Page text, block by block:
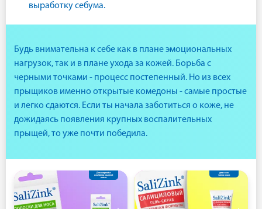
выработку себума.
Будь внимательна к себе как в плане эмоциональных
нагрузок, так и в плане ухода за кожей. Борьба с
черными точками - процесс постепенный. Но из всех
прыщиков именно открытые комедоны - самые простые
и легко сдаются. Если ты начала заботиться о коже, не
дожидаясь появления крупных воспалительных
прыщей, то уже почти победила.
Для жирной и
комбинированной
кожи
для всех
типов кожи